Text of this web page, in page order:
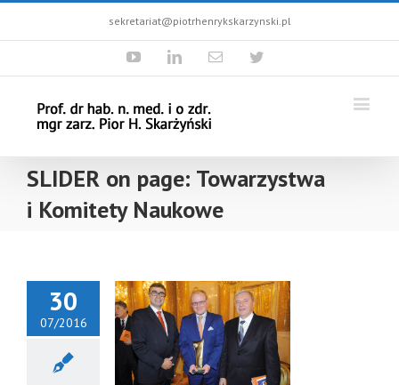
sekretariat@piotrhenrykskarzynski.pl
YoutubeLinkedinEmail Twitter
SLIDER on page: Towarzystwa
i Komitety Naukowe
30
07/2016
on Page: